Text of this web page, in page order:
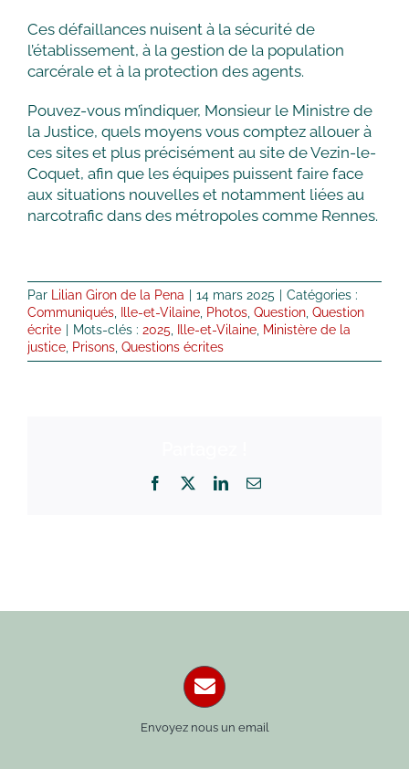
Ces défaillances nuisent à la sécurité de
l’établissement, à la gestion de la population
carcérale et à la protection des agents.
Pouvez-vous m’indiquer, Monsieur le Ministre de
la Justice, quels moyens vous comptez allouer à
ces sites et plus précisément au site de Vezin-le-
Coquet, afin que les équipes puissent faire face
aux situations nouvelles et notamment liées au
narcotrafic dans des métropoles comme Rennes.
Par Lilian Giron de la Pena 14 mars 2025
Catégories :
Communiqués
Ille-et-Vilaine Photos Question Question
écrite
Mots-clés : 2025 Ille-et-Vilaine Ministère de la
justice Prisons Questions écrites
Facebook LinkedInEmail
Envoyez nous un email